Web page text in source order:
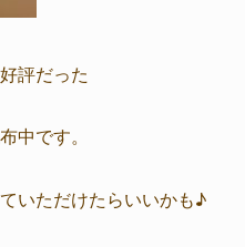
評だった
中です。
いただけたらいいかも♪